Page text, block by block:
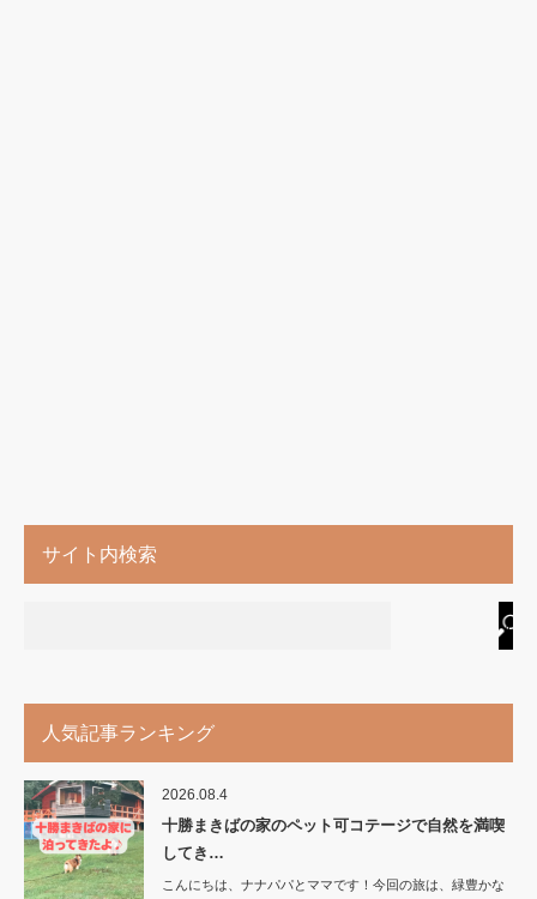
サイト内検索
人気記事ランキング
2026.08.4
十勝まきばの家のペット可コテージで自然を満喫
してき…
こんにちは、ナナパパとママです！今回の旅は、緑豊かな